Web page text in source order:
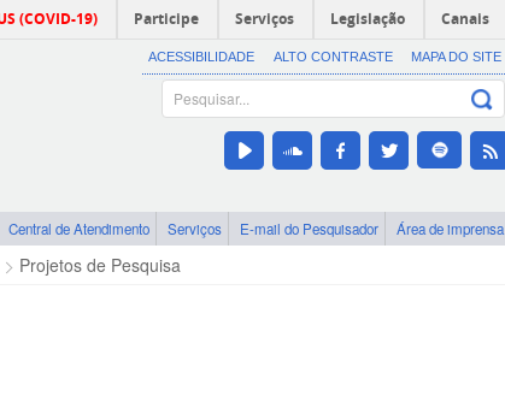
(COVID-19) Participe Serviços Legislação Canais
ACESSIBILIDADE ALTO CONTRASTE MAPA DO SITE
Central de Atendimento Serviços E-mail do Pesquisador Área de imprensa
Projetos de Pesquisa